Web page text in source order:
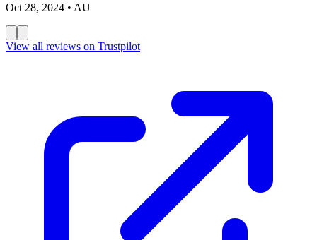
Oct 28, 2024 • AU
View all reviews on Trustpilot